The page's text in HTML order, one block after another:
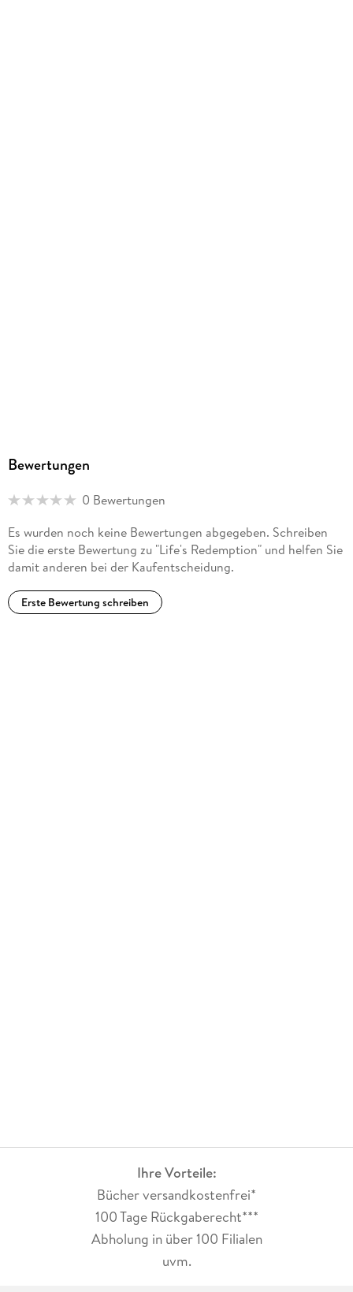
Bewertungen
0 Bewertungen
Es wurden noch keine Bewertungen abgegeben. Schreiben
Sie die erste Bewertung zu "Life's Redemption" und helfen Sie
damit anderen bei der Kaufentscheidung.
Erste Bewertung schreiben
Ihre Vorteile:
Bücher versandkostenfrei*
100 Tage Rückgaberecht***
Abholung in über 100 Filialen
uvm.